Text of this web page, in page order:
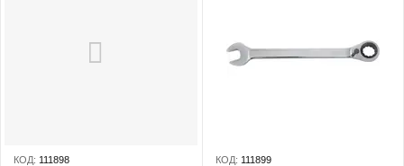
КОД: 111898 КОД: 111899